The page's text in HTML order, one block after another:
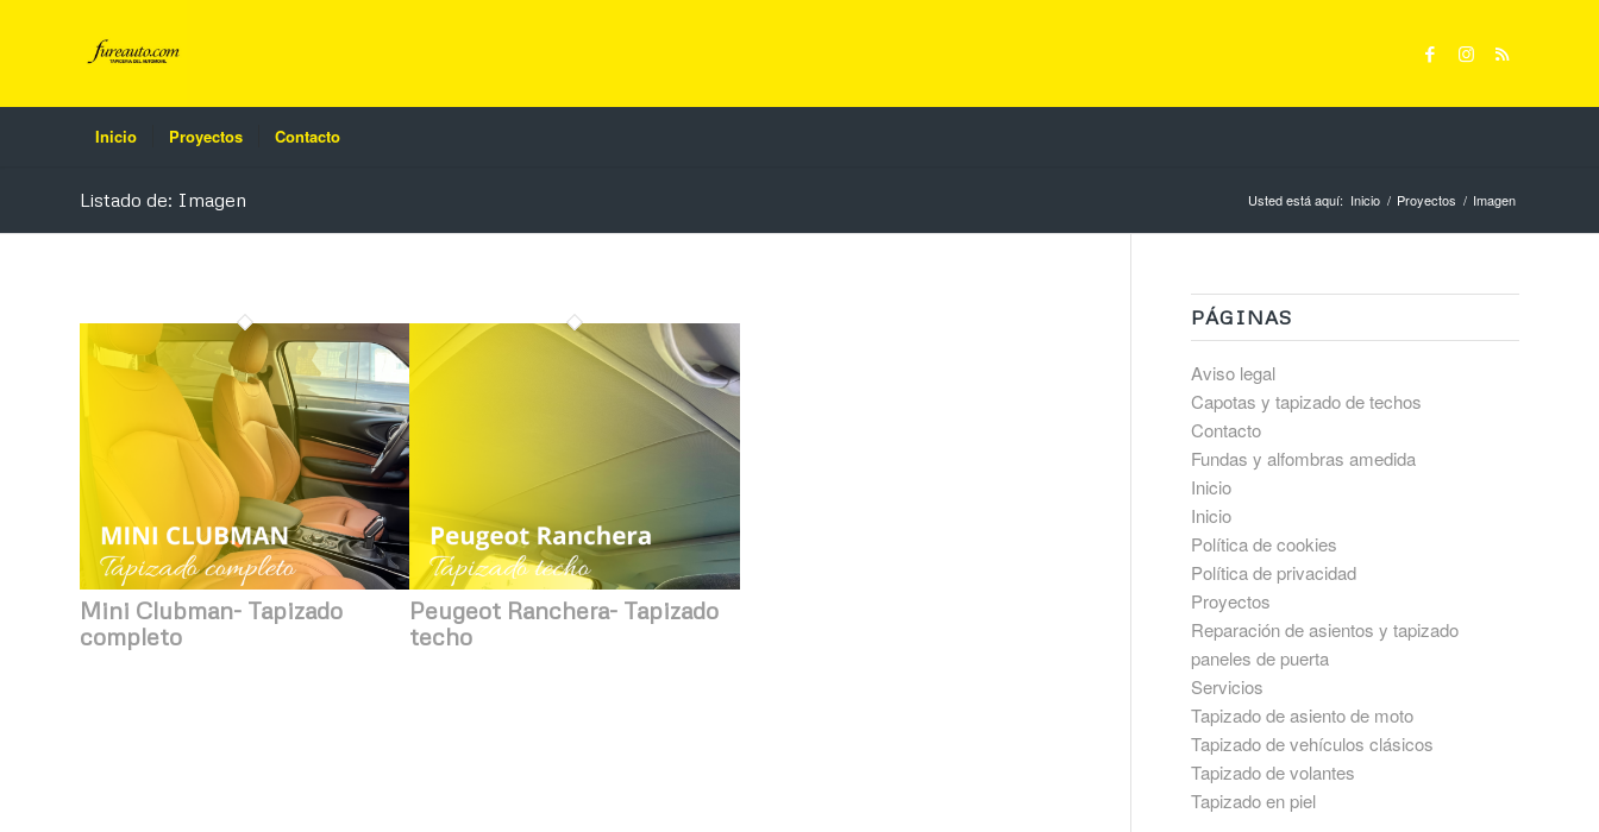
Inicio Proyectos Contacto
Listado de: Imagen Usted está aquí: Inicio / Proyectos / Imagen
Mini Clubman- Tapizado
completo
Peugeot Ranchera- Tapizado
techo
PÁGINAS
Aviso legal
Capotas y tapizado de techos
Contacto
Fundas y alfombras amedida
Inicio
Inicio
Política de cookies
Política de privacidad
Proyectos
Reparación de asientos y tapizado
paneles de puerta
Servicios
Tapizado de asiento de moto
Tapizado de vehículos clásicos
Tapizado de volantes
Tapizado en piel